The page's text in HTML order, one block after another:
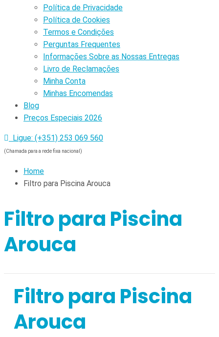
Política de Privacidade
Política de Cookies
Termos e Condições
Perguntas Frequentes
Informações Sobre as Nossas Entregas
Livro de Reclamações
Minha Conta
Minhas Encomendas
Blog
Preços Especiais 2026
Ligue: (+351) 253 069 560
(Chamada para a rede fixa nacional)
Home
Filtro para Piscina Arouca
Filtro para Piscina
Arouca
Filtro para Piscina
Arouca